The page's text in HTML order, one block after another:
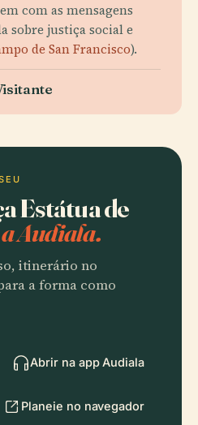
com as mensagens
sobre justiça social e
de San Francisco).
Estátua de
Audiala.
itinerário no
a forma como
Abrir na app Audiala
Planeie no navegador